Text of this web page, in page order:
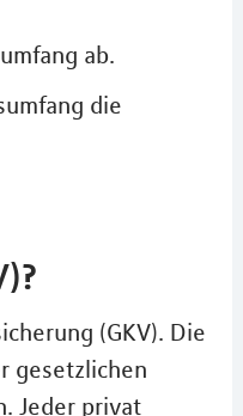
ab.
die
(GKV). Die
gesetzlichen
Jeder privat